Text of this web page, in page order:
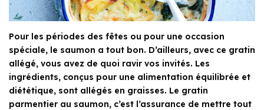
Pour les périodes des fêtes ou pour une occasion
spéciale, le saumon a tout bon. D’ailleurs, avec ce gratin
allégé, vous avez de quoi ravir vos invités. Les
ingrédients, conçus pour une alimentation équilibrée et
diététique, sont allégés en graisses. Le gratin
parmentier au saumon, c’est l’assurance de mettre tout